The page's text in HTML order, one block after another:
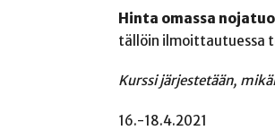
Hinta omassa
tällöin ilmoittautuessa
Kurssi järjestetään,
16.-18.4.2021